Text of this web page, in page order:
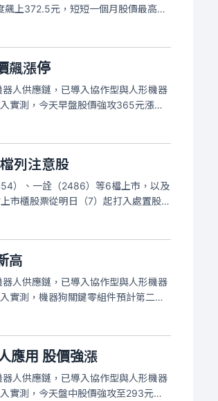
上372.5元，短短一個月股價最高漲
13日以來買超宇隆達3503張、投信
飆漲停
人供應鏈，已導入協作型與人形機器
實測，今天早盤股價強攻365元漲停
營收為2.97億元，月減1.76%，年
列注意股
）、一詮（2486）等6檔上市，以及
市櫃股票從明日（7）起打入處置股
包含聯發科、一詮以及直得
高
人供應鏈，已導入協作型與人形機器
實測，機器狗關鍵零組件預計第二季
戰歷史新高價303元，昨成交量逾6
應用 股價強漲
人供應鏈，已導入協作型與人形機器
實測，今天盤中股價強攻至293元，